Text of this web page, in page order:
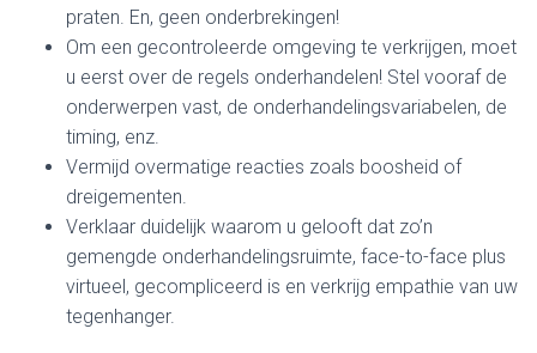
praten. En, geen onderbrekingen!
Om een gecontroleerde omgeving te verkrijgen, moet
u eerst over de regels onderhandelen! Stel vooraf de
onderwerpen vast, de onderhandelingsvariabelen, de
timing, enz.
Vermijd overmatige reacties zoals boosheid of
dreigementen.
Verklaar duidelijk waarom u gelooft dat zo’n
gemengde onderhandelingsruimte, face-to-face plus
virtueel, gecompliceerd is en verkrijg empathie van uw
tegenhanger.